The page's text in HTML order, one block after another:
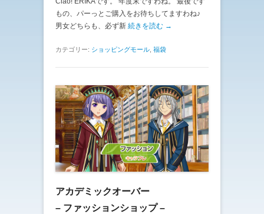
もの、パーっとご購入をお待ちしてますわね♪
男女どちらも、必ず新 続きを読む →
カテゴリー: ショッピングモール 福袋
アカデミックオーバー
– ファッションショップ –